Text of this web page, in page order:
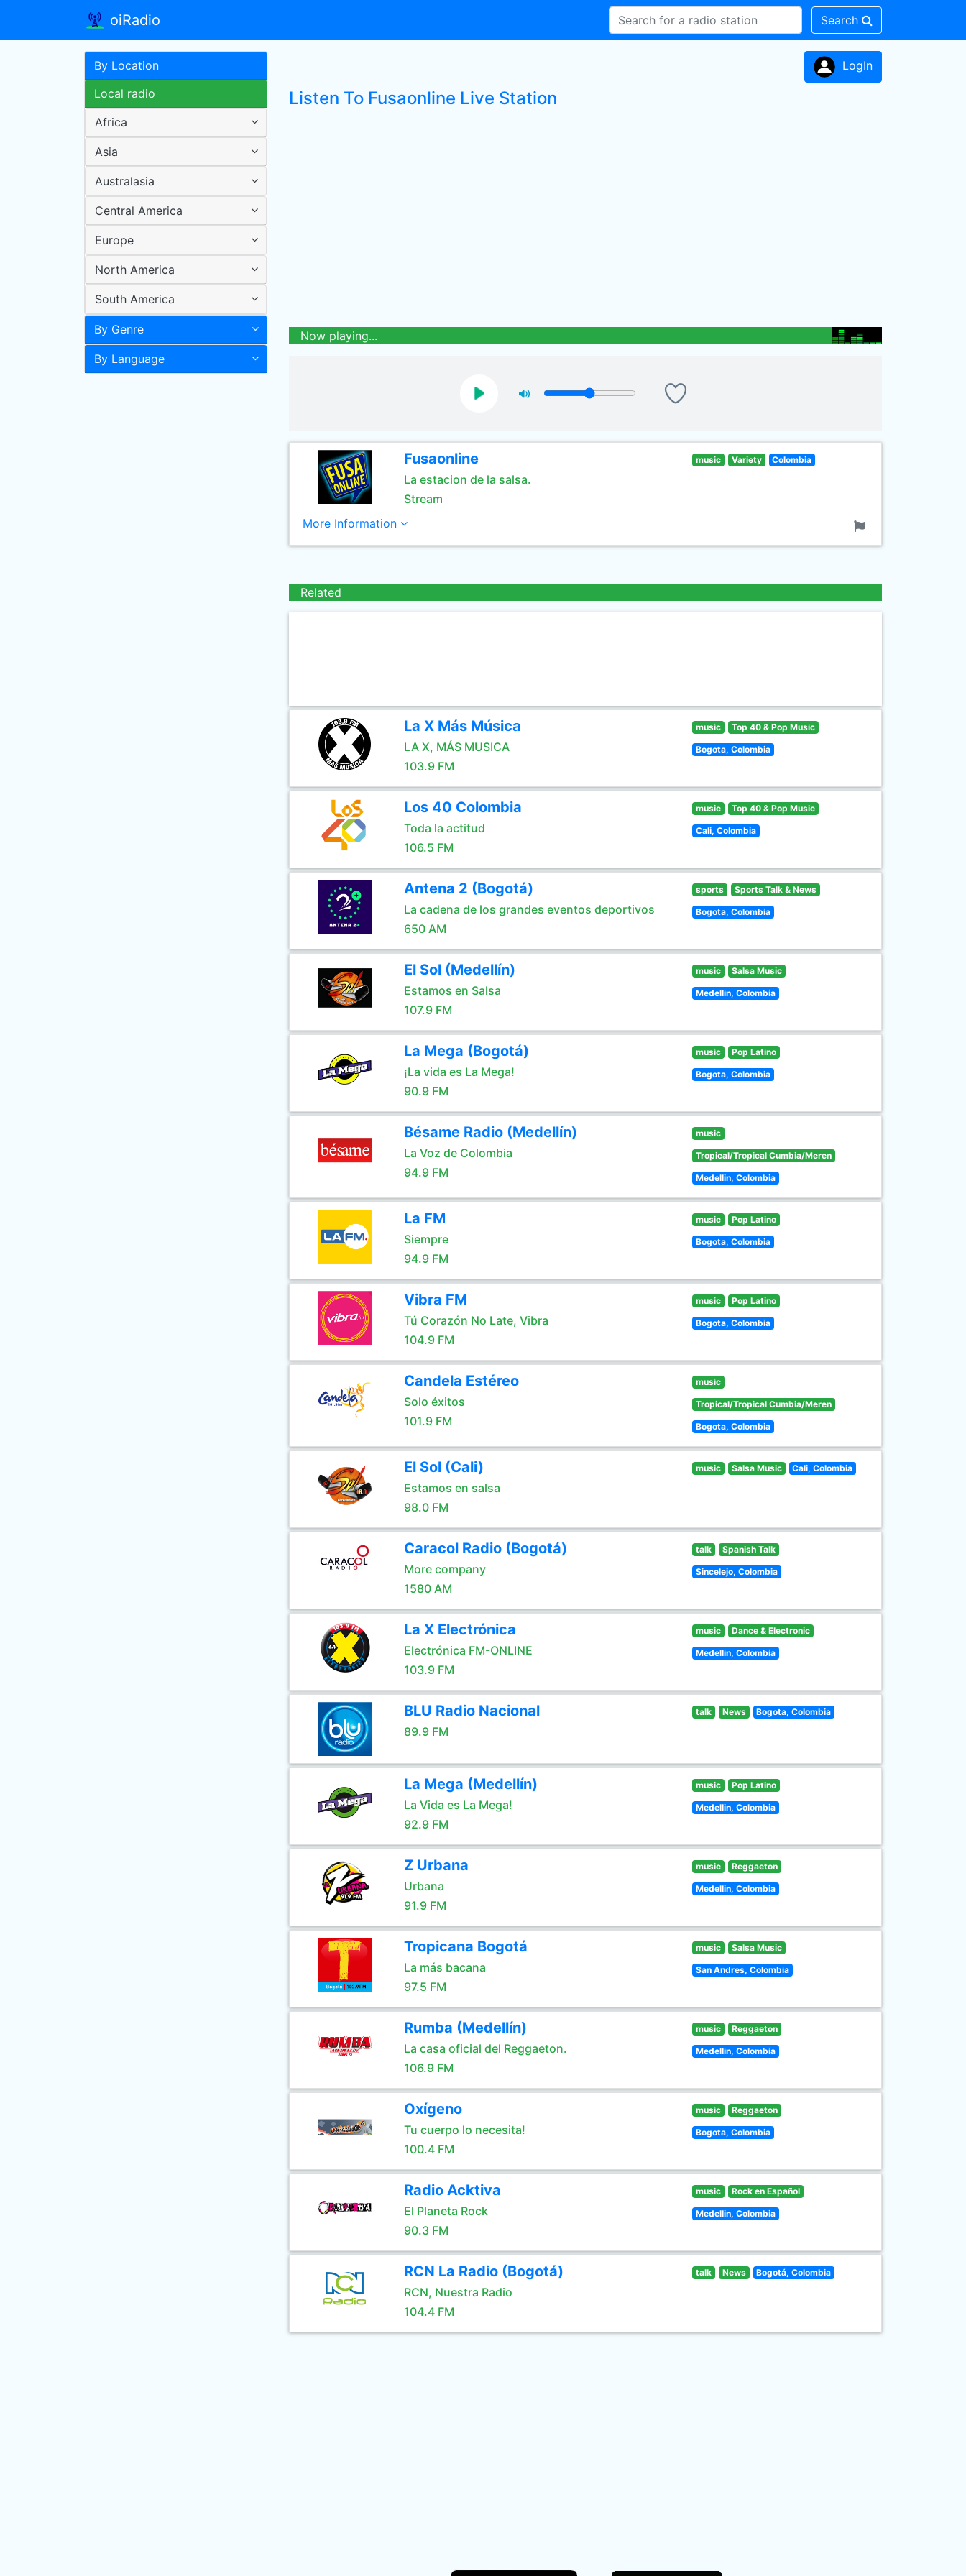
oiRadio Search
By Location
Local radio
Africa
Asia
Australasia
Central America
Europe
North America
South America
By Genre
By Language
LogIn
Listen To Fusaonline Live Station
Now playing...
Fusaonline
La estacion de la salsa.
Stream
music Variety Colombia
More Information
Related
La X Más Música
LA X, MÁS MUSICA
103.9 FM
music Top 40 & Pop Music
Bogota, Colombia
Los 40 Colombia
Toda la actitud
106.5 FM
music Top 40 & Pop Music
Cali, Colombia
Antena 2 (Bogotá)
La cadena de los grandes eventos deportivos
650 AM
sports Sports Talk & News
Bogota, Colombia
El Sol (Medellín)
Estamos en Salsa
107.9 FM
music Salsa Music
Medellin, Colombia
La Mega (Bogotá)
¡La vida es La Mega!
90.9 FM
music Pop Latino
Bogota, Colombia
Bésame Radio (Medellín)
La Voz de Colombia
94.9 FM
music
Tropical/Tropical Cumbia/Meren
Medellin, Colombia
La FM
Siempre
94.9 FM
music Pop Latino
Bogota, Colombia
Vibra FM
Tú Corazón No Late, Vibra
104.9 FM
music Pop Latino
Bogota, Colombia
Candela Estéreo
Solo éxitos
101.9 FM
music
Tropical/Tropical Cumbia/Meren
Bogota, Colombia
El Sol (Cali)
Estamos en salsa
98.0 FM
music Salsa Music Cali, Colombia
Caracol Radio (Bogotá)
More company
1580 AM
talk Spanish Talk
Sincelejo, Colombia
La X Electrónica
Electrónica FM-ONLINE
103.9 FM
music Dance & Electronic
Medellin, Colombia
BLU Radio Nacional
89.9 FM
talk News Bogota, Colombia
La Mega (Medellín)
La Vida es La Mega!
92.9 FM
music Pop Latino
Medellin, Colombia
Z Urbana
Urbana
91.9 FM
music Reggaeton
Medellin, Colombia
Tropicana Bogotá
La más bacana
97.5 FM
music Salsa Music
San Andres, Colombia
Rumba (Medellín)
La casa oficial del Reggaeton.
106.9 FM
music Reggaeton
Medellin, Colombia
Oxígeno
Tu cuerpo lo necesita!
100.4 FM
music Reggaeton
Bogota, Colombia
Radio Acktiva
El Planeta Rock
90.3 FM
music Rock en Español
Medellin, Colombia
RCN La Radio (Bogotá)
RCN, Nuestra Radio
104.4 FM
talk News Bogotá, Colombia